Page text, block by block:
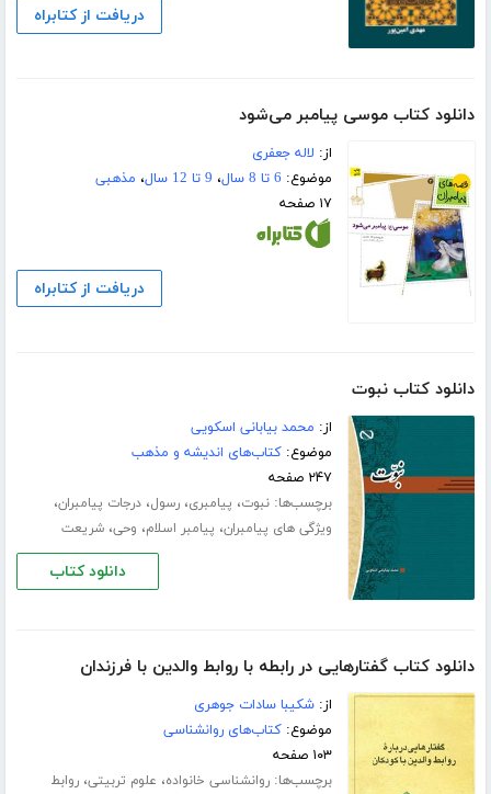
دریافت از کتابراه
دانلود کتاب موسی پیامبر می‌شود
از: لاله جعفری
موضوع: 6 تا 8 سال ، 9 تا 12 سال ، مذهبی
۱۷ صفحه
دریافت از کتابراه
دانلود کتاب نبوت
از: محمد بیابانی اسکویی
موضوع:کتاب‌های اندیشه و مذهب
۲۴۷ صفحه
برچسب‌ها:نبوت، پیامبری،رسول،درجات پیامبران،
ویژگی های پیامبران، پیامبر اسلام، وحی،شریعت
دانلود کتاب
دانلود کتاب گفتارهایی در رابطه با روابط والدین با فرزندان
از:شکیبا سادات جوهری
موضوع:کتاب‌های روانشناسی
۱۰۳ صفحه
برچسب‌ها:روانشناسی خانواده، علوم تربیتی،روابط